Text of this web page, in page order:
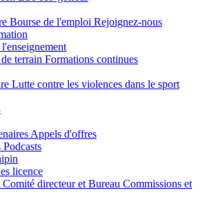
Bourse de l'emploi Rejoignez-nous
terrain Formations continues
Lutte contre les violences dans le sport
Appels d'offres
Podcasts
licence
Comité directeur et Bureau Commissions et